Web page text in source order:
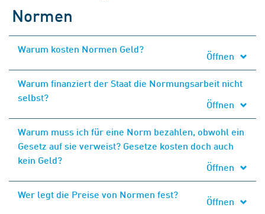
Normen
Warum kosten Normen Geld?
Öffnen
Warum finanziert der Staat die Normungsarbeit nicht
selbst?
Öffnen
Warum muss ich für eine Norm bezahlen, obwohl ein
Gesetz auf sie verweist? Gesetze kosten doch auch
kein Geld?
Öffnen
Wer legt die Preise von Normen fest?
Öffnen